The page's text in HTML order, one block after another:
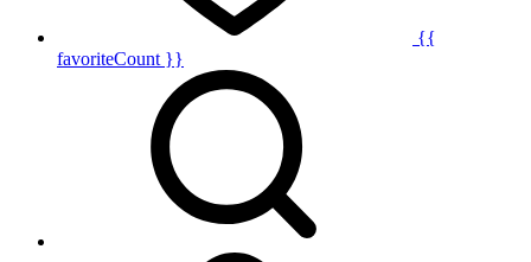
{{
favoriteCount }}